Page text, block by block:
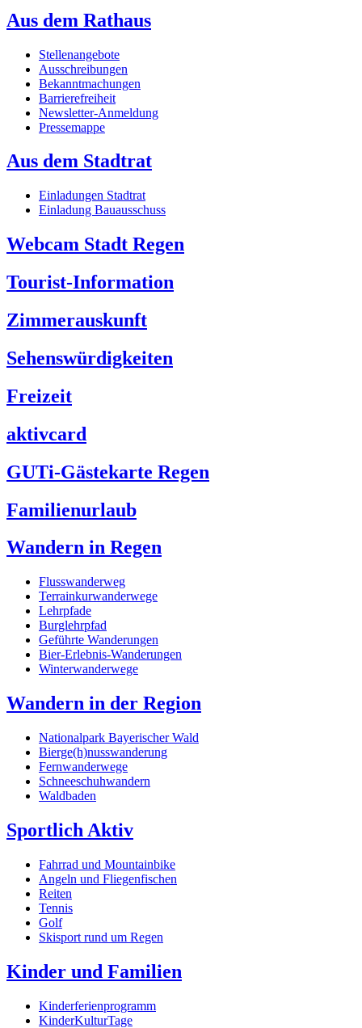
Aus dem Rathaus
Stellenangebote
Ausschreibungen
Bekanntmachungen
Barrierefreiheit
Newsletter-Anmeldung
Pressemappe
Aus dem Stadtrat
Einladungen Stadtrat
Einladung Bauausschuss
Webcam Stadt Regen
Tourist-Information
Zimmerauskunft
Sehenswürdigkeiten
Freizeit
aktivcard
GUTi-Gästekarte Regen
Familienurlaub
Wandern in Regen
Flusswanderweg
Terrainkurwanderwege
Lehrpfade
Burglehrpfad
Geführte Wanderungen
Bier-Erlebnis-Wanderungen
Winterwanderwege
Wandern in der Region
Nationalpark Bayerischer Wald
Bierge(h)nusswanderung
Fernwanderwege
Schneeschuhwandern
Waldbaden
Sportlich Aktiv
Fahrrad und Mountainbike
Angeln und Fliegenfischen
Reiten
Tennis
Golf
Skisport rund um Regen
Kinder und Familien
Kinderferienprogramm
KinderKulturTage